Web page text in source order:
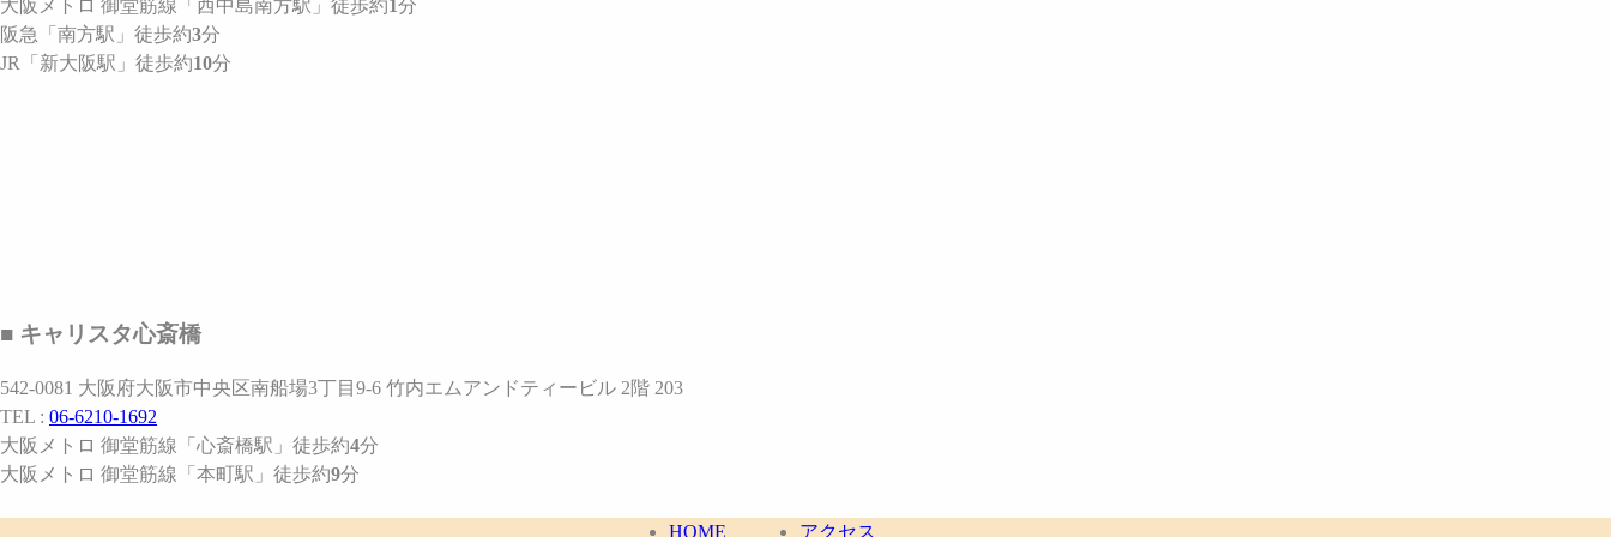
大阪メトロ 御堂筋線 「西中島南方駅」 徒歩約1分
阪急 「南方駅」 徒歩約3分
JR 「新大阪駅」 徒歩約10分
■ キャリスタ心斎橋
542-0081 大阪府大阪市中央区南船場3丁目9-6 竹内エムアンドティービル 2階 203
TEL : 06-6210-1692
大阪メトロ 御堂筋線 「心斎橋駅」 徒歩約4分
大阪メトロ 御堂筋線 「本町駅」 徒歩約9分
HOME アクセス